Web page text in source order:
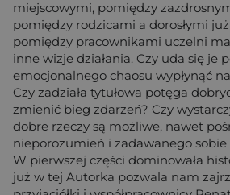
miejscowymi, pomiędzy
pomiędzy rodzicami a dorosłymi
pomiędzy pracownikami uczelni
inne wizje działania. Czy uda się je
emocjonalnego chaosu wypłynąć
Czy zadziała tytułowa potęga
zmienić bieg zdarzeń? Czy
dobre rzeczy są możliwe, nawet
nieporozumień i zadawanego
W pierwszej części dominowała
już w tej Autorka pozwala nam